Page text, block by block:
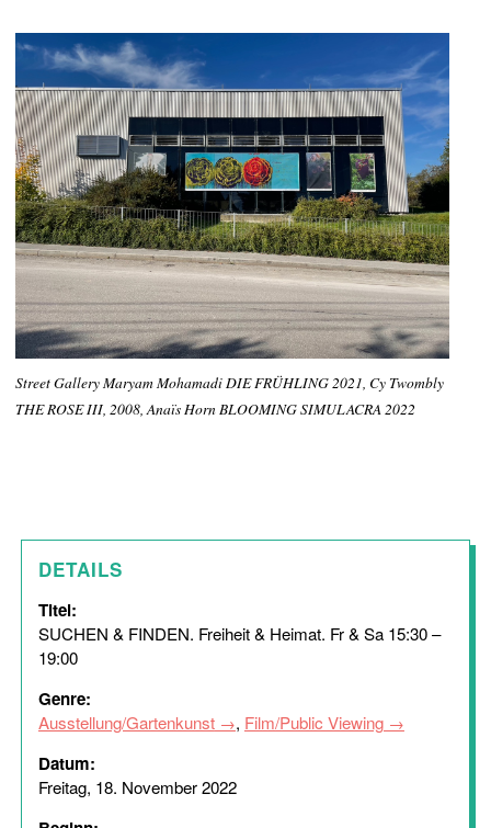
Street Gallery Maryam Mohamadi DIE FRÜHLING 2021, Cy Twombly
THE ROSE III, 2008, Anaïs Horn BLOOMING SIMULACRA 2022
DETAILS
Titel:
SUCHEN & FINDEN. Freiheit & Heimat. Fr & Sa 15:30 –
19:00
Genre:
Ausstellung/Gartenkunst , Film/Public Viewing
Datum:
Freitag, 18. November 2022